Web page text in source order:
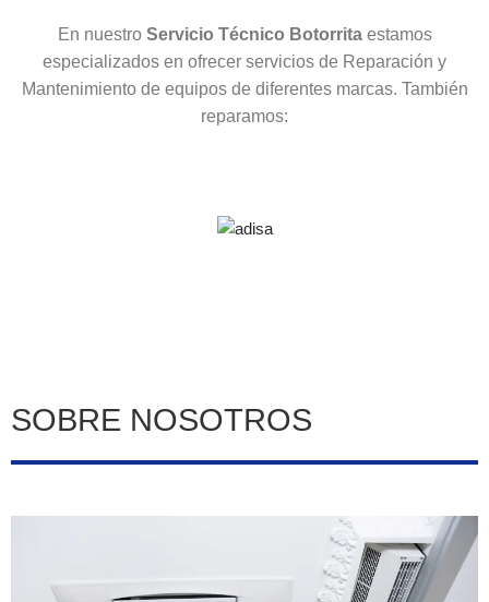
En nuestro Servicio Técnico Botorritaestamos
especializados en ofrecer servicios de Reparación y
Mantenimiento de equipos de diferentes marcas. También
reparamos:
SOBRE NOSOTROS